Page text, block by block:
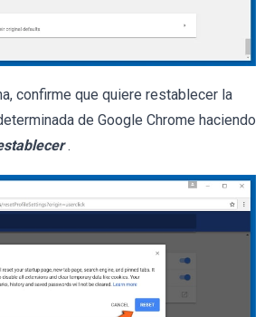
confirme que quiere restablecer la
de Google Chrome haciendo
.